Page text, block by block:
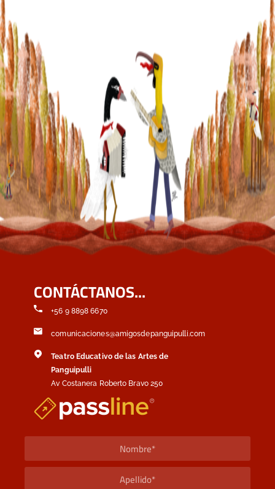
CONTÁCTANOS...
+56 9 8898 6670
comunicaciones@amigosdepanguipulli.com
Teatro Educativo de las Artes de
Panguipulli
Av Costanera Roberto Bravo 250